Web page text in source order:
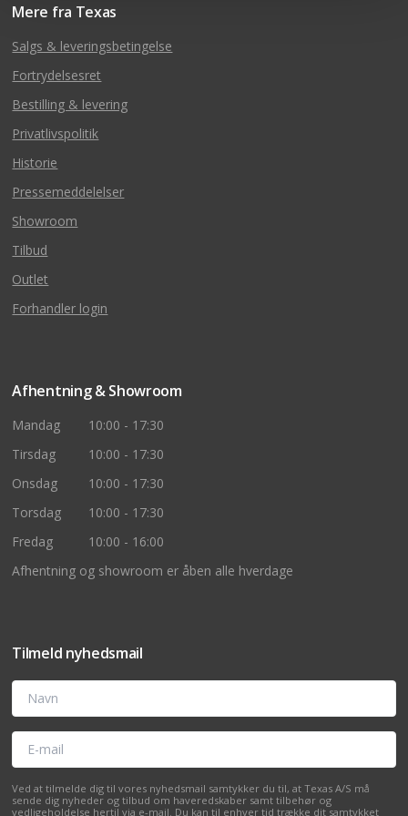
Mere fra Texas
Salgs & leveringsbetingelse
Fortrydelsesret
Bestilling & levering
Privatlivspolitik
Historie
Pressemeddelelser
Showroom
Tilbud
Outlet
Forhandler login
Afhentning & Showroom
Mandag
10:00 - 17:30
Tirsdag
10:00 - 17:30
Onsdag
10:00 - 17:30
Torsdag
10:00 - 17:30
Fredag
10:00 - 16:00
Afhentning og showroom er åben alle hverdage
Tilmeld nyhedsmail
Navn
E-mail
Ved at tilmelde dig til vores nyhedsmail samtykker du til, at Texas A/S må
sende dig nyheder og tilbud om haveredskaber samt tilbehør og
vedligeholdelse hertil via e-mail. Du kan til enhver tid trække dit samtykket